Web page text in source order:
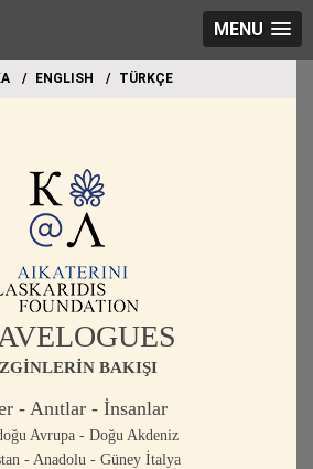
MENU
ΕΝGLISH TÜRKÇE
BAKIŞI
- Anıtlar - İnsanlar
Avrupa - Doğu Akdeniz
- Anadolu - Güney İtalya